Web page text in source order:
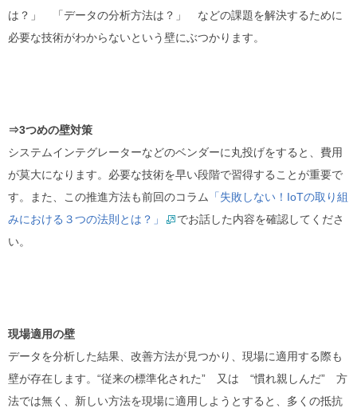
は？」 「データの分析方法は？」 などの課題を解決するために
必要な技術がわからないという壁にぶつかります。
⇒3つめの壁対策
システムインテグレーターなどのベンダーに丸投げをすると、費用
が莫大になります。必要な技術を早い段階で習得することが重要で
す。また、この推進方法も前回のコラム
「失敗しない！ IoTの取り組
みにおける３つの法則とは？」
でお話した内容を確認してくださ
い。
現場適用の壁
データを分析した結果、改善方法が見つかり、現場に適用する際も
壁が存在します。“従来の標準化された” 又は “慣れ親しんだ” 方
法では無く、新しい方法を現場に適用しようとすると、多くの抵抗